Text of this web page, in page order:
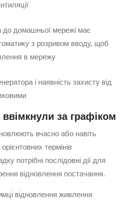
до домашньої мережі має
з розривом вводу, щоб
в мережу
і наявність захисту від
ввімкнули за графіком
вчасно або навіть
термінів
потрібні послідовні дії для
відновлення постачання.
відновлення живлення